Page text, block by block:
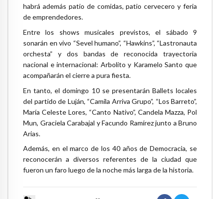
habrá además patio de comidas, patio cervecero y feria
de emprendedores.
Entre los shows musicales previstos, el sábado 9
sonarán en vivo “Sevel humano”, “Hawkins”, “Lastronauta
orchesta” y dos bandas de reconocida trayectoria
nacional e internacional: Arbolito y Karamelo Santo que
acompañarán el cierre a pura fiesta.
En tanto, el domingo 10 se presentarán Ballets locales
del partido de Luján, “Camila Arriva Grupo”, “Los Barreto”,
María Celeste Lores, “Canto Nativo”, Candela Mazza, Pol
Mun, Graciela Carabajal y Facundo Ramírez junto a Bruno
Arias.
Además, en el marco de los 40 años de Democracia, se
reconocerán a diversos referentes de la ciudad que
fueron un faro luego de la noche más larga de la historia.